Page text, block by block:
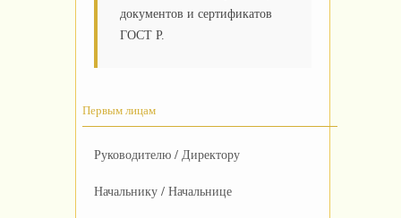
документов и сертификатов
ГОСТ Р.
Первым лицам
Руководителю / Директору
Начальнику / Начальнице